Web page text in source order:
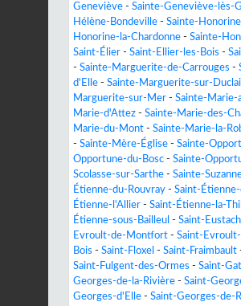
Geneviève - Sainte-Geneviève-lès-
Hélène-Bondeville - Sainte-
Honorine-la-Chardonne - Sainte-
Saint-Élier - Saint-Ellier-les-Bois -
- Sainte-Marguerite-de-Carrouges -
d'Elle - Sainte-Marguerite-sur-
Marguerite-sur-Mer - Sainte-Marie-
Marie-d'Attez - Sainte-Marie-des-
Marie-du-Mont - Sainte-Marie-la-
- Sainte-Mère-Église - Sainte-
Opportune-du-Bosc - Sainte-
Scolasse-sur-Sarthe - Sainte-
Étienne-du-Rouvray - Saint-
Étienne-l'Allier - Saint-Étienne-la-
Étienne-sous-Bailleul - Saint-
Evroult-de-Montfort - Saint-
Bois - Saint-Floxel - Saint-Fraimbault
Saint-Fulgent-des-Ormes - Saint-
Georges-de-la-Rivière - Saint-
Georges-d'Elle - Saint-Georges-de-